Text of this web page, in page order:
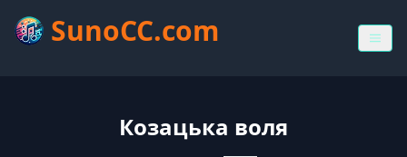
SunoCC.com
Козацька воля